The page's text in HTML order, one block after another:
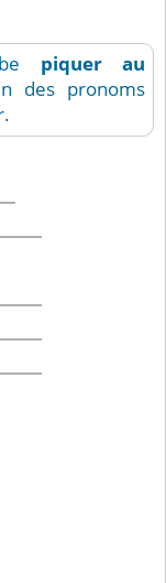
piquer
au
des pronoms